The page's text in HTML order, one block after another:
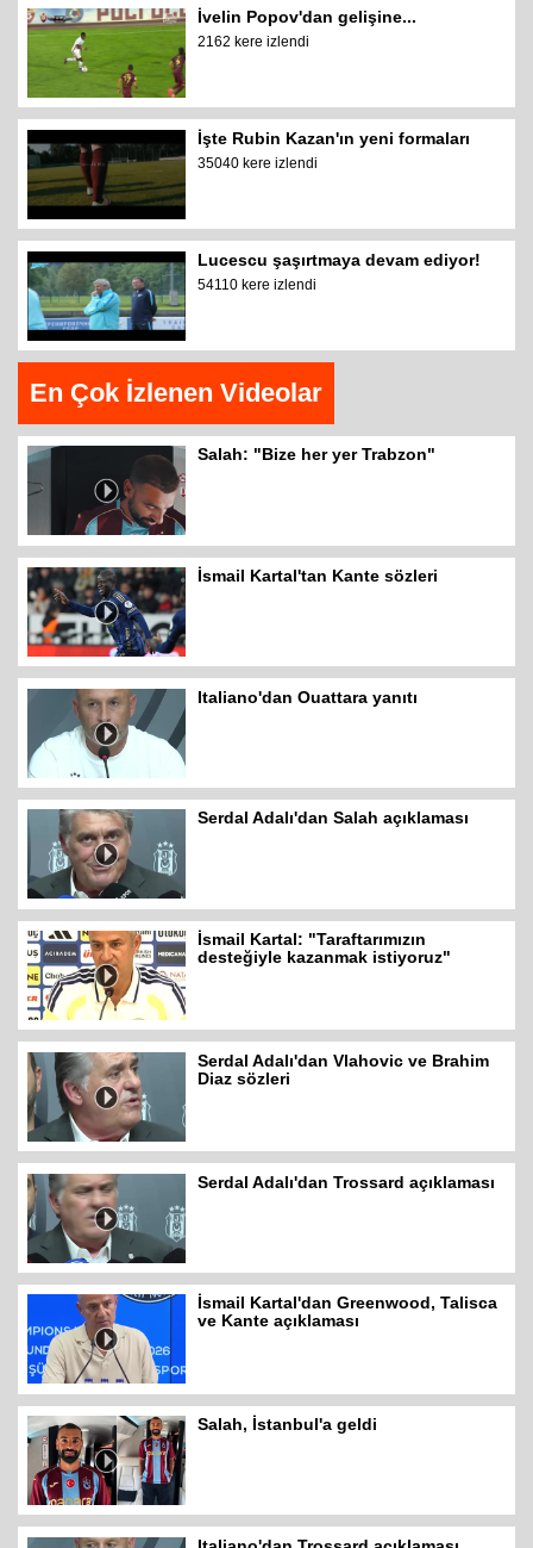
İvelin Popov'dan gelişine...
2162 kere izlendi
İşte Rubin Kazan'ın yeni formaları
35040 kere izlendi
Lucescu şaşırtmaya devam ediyor!
54110 kere izlendi
En Çok İzlenen Videolar
Salah: "Bize her yer Trabzon"
İsmail Kartal'tan Kante sözleri
Italiano'dan Ouattara yanıtı
Serdal Adalı'dan Salah açıklaması
İsmail Kartal: "Taraftarımızın
desteğiyle kazanmak istiyoruz"
Serdal Adalı'dan Vlahovic ve Brahim
Diaz sözleri
Serdal Adalı'dan Trossard açıklaması
İsmail Kartal'dan Greenwood, Talisca
ve Kante açıklaması
Salah, İstanbul'a geldi